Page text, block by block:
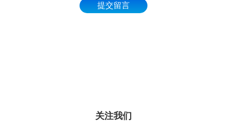
提交留言
关注我们